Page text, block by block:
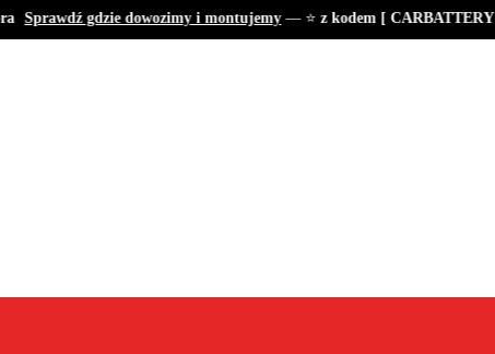
Sprawdź gdzie dowozimy i montujemy— ⭐ z kodem [ CARBATTERY ]